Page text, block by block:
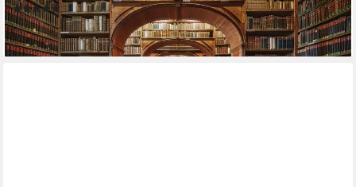
(3)
ab 22,86 €
lieferbar - in 2-3 Werktagen bei dir